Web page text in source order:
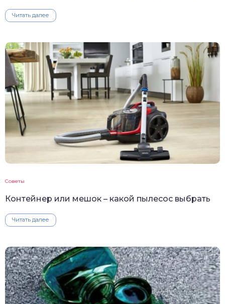
Читать далее
Советы
Контейнер или мешок – какой пылесос выбрать
Читать далее